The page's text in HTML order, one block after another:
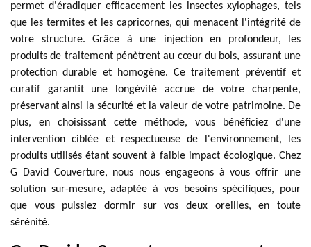
permet d'éradiquer efficacement les insectes xylophages, tels
que les termites et les capricornes, qui menacent l'intégrité de
votre structure. Grâce à une injection en profondeur, les
produits de traitement pénètrent au cœur du bois, assurant une
protection durable et homogène. Ce traitement préventif et
curatif garantit une longévité accrue de votre charpente,
préservant ainsi la sécurité et la valeur de votre patrimoine. De
plus, en choisissant cette méthode, vous bénéficiez d'une
intervention ciblée et respectueuse de l'environnement, les
produits utilisés étant souvent à faible impact écologique. Chez
G David Couverture, nous nous engageons à vous offrir une
solution sur-mesure, adaptée à vos besoins spécifiques, pour
que vous puissiez dormir sur vos deux oreilles, en toute
sérénité.